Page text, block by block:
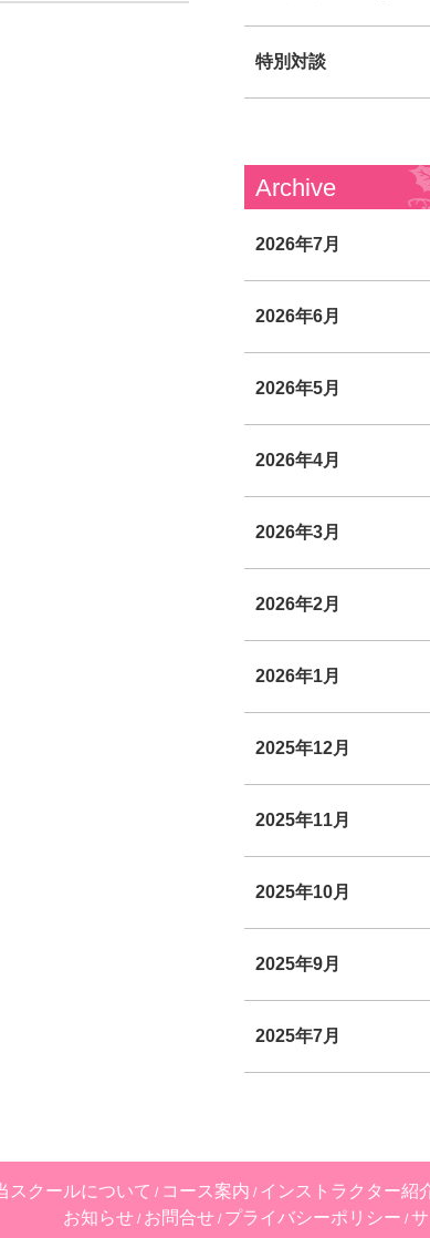
特別対談
Archive
2026年7月
2026年6月
2026年5月
2026年4月
2026年3月
2026年2月
2026年1月
2025年12月
2025年11月
2025年10月
2025年9月
2025年7月
スクールについて コース案内 インストラクター紹
お知らせ お問合せ プライバシーポリシー